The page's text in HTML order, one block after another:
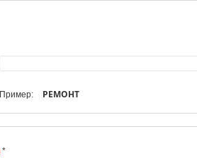
Пример: РЕМОНТ
*